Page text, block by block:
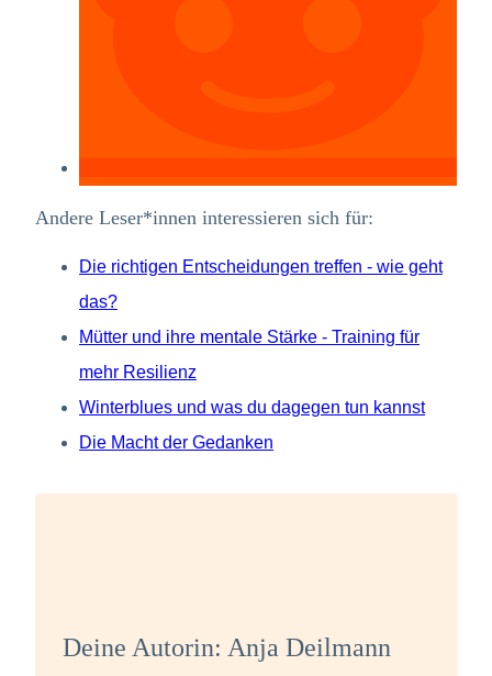
Andere Leser*innen interessieren sich für:
Die richtigen Entscheidungen treffen - wie geht
das?
Mütter und ihre mentale Stärke - Training für
mehr Resilienz
Winterblues und was du dagegen tun kannst
Die Macht der Gedanken
Deine Autorin: Anja Deilmann